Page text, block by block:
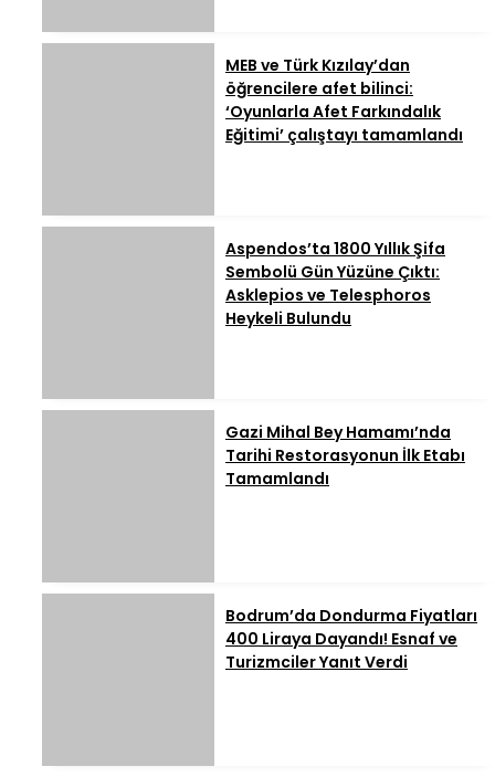
MEB ve Türk Kızılay’dan
öğrencilere afet bilinci:
‘Oyunlarla Afet Farkındalık
Eğitimi’ çalıştayı tamamlandı
Aspendos’ta 1800 Yıllık Şifa
Sembolü Gün Yüzüne Çıktı:
Asklepios ve Telesphoros
Heykeli Bulundu
Gazi Mihal Bey Hamamı’nda
Tarihi Restorasyonun İlk Etabı
Tamamlandı
Bodrum’da Dondurma Fiyatları
400 Liraya Dayandı! Esnaf ve
Turizmciler Yanıt Verdi